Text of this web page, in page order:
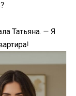
Татьяна. — Я